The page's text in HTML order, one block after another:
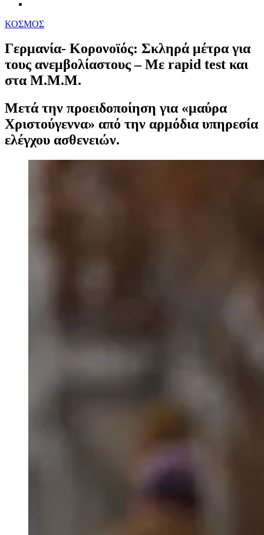
ΚΟΣΜΟΣ
Γερμανία- Κορονοϊός: Σκληρά μέτρα για
τους ανεμβολίαστους – Με rapid test και
στα Μ.Μ.Μ.
Μετά την προειδοποίηση για «μαύρα
Χριστούγεννα» από την αρμόδια υπηρεσία
ελέγχου ασθενειών.